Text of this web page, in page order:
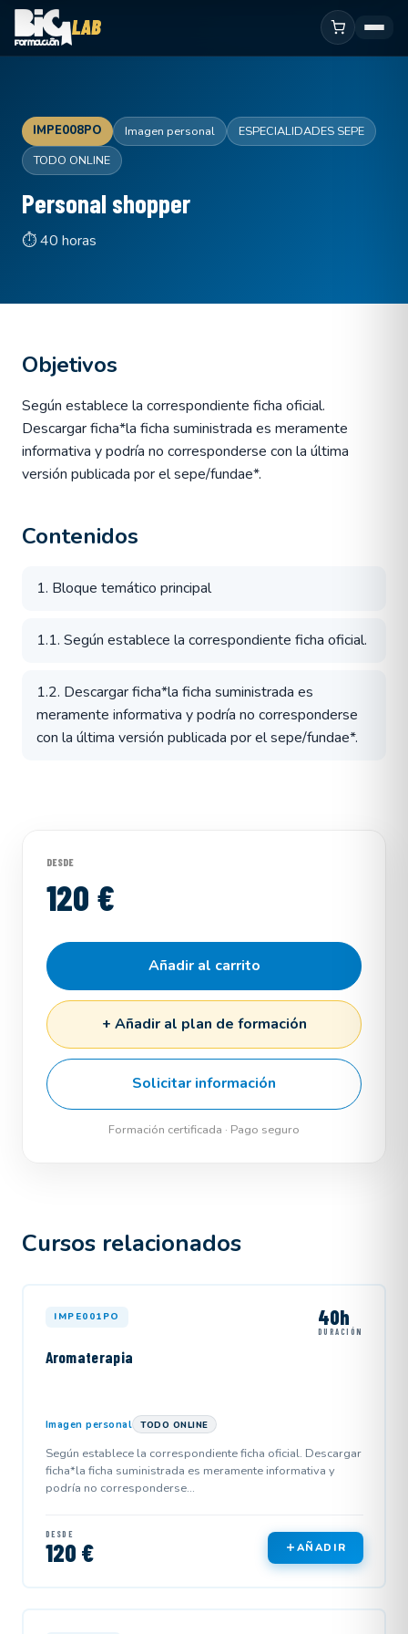
IMPE008PO Imagen personal
ESPECIALIDADES SEPE
TODO ONLINE
Personal shopper
⏱ 40 horas
Objetivos
Según establece la correspondiente ficha oficial.
Descargar ficha*la ficha suministrada es meramente
informativa y podría no corresponderse con la última
versión publicada por el sepe/fundae*.
Contenidos
1. Bloque temático principal
1.1. Según establece la correspondiente ficha oficial.
1.2. Descargar ficha*la ficha suministrada es
meramente informativa y podría no corresponderse
con la última versión publicada por el sepe/fundae*.
DESDE
120 €
Añadir al carrito
+ Añadir al plan de formación
Solicitar información
Formación certificada · Pago seguro
Cursos relacionados
IMPE001PO 40h
DURACIÓN
Aromaterapia
Imagen personal TODO ONLINE
Según establece la correspondiente ficha oficial. Descargar
ficha*la ficha suministrada es meramente informativa y
podría no corresponderse...
DESDE
120 € AÑADIR